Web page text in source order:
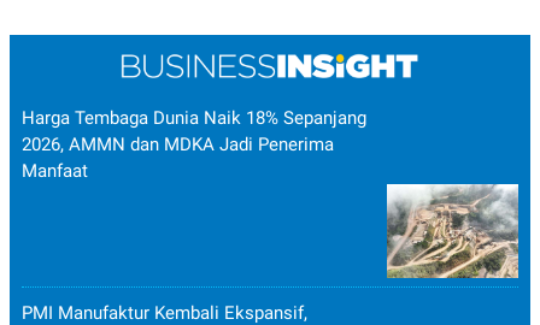
Harga Tembaga Dunia Naik 18% Sepanjang
2026, AMMN dan MDKA Jadi Penerima
Manfaat
PMI Manufaktur Kembali Ekspansif,